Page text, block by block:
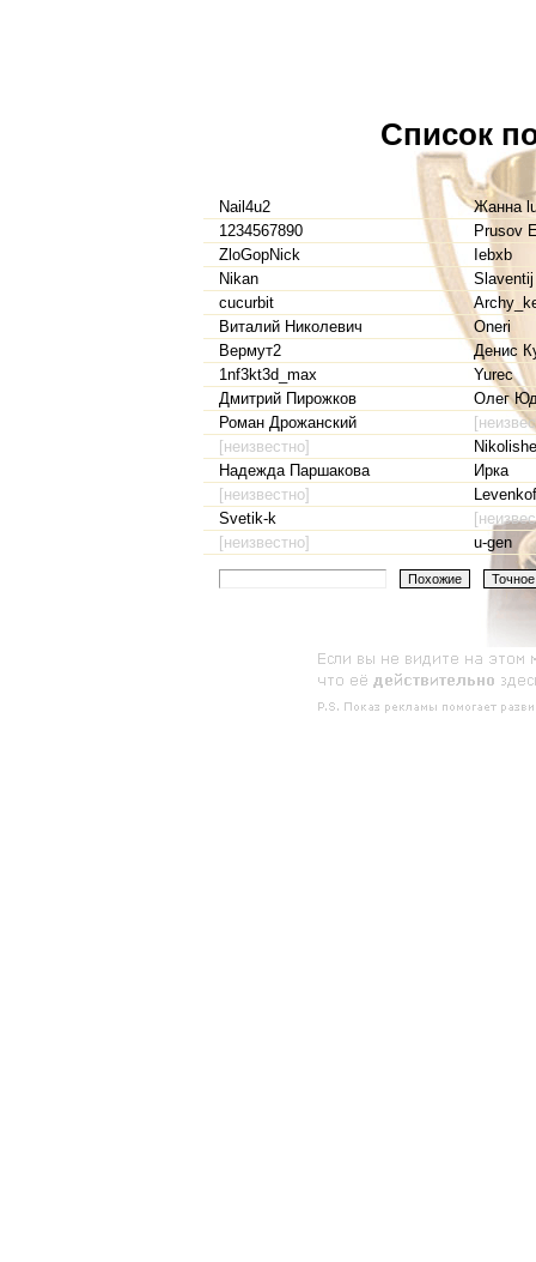
Список
Nail4u2
Жанна
1234567890
Prusov
ZloGopNick
Iebxb
Nikan
Slaventij
cucurbit
Виталий Николевич
Oneri
Вермут2
Денис
1nf3kt3d_max
Yurec
Дмитрий Пирожков
Олег
Роман Дрожанский
[неизвестно]
Надежда Паршакова
Ирка
[неизвестно]
Svetik-k
[неизвестно]
u-gen